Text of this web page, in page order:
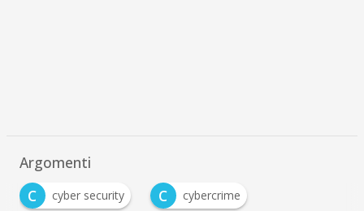
Argomenti
C
cyber security C cybercrime